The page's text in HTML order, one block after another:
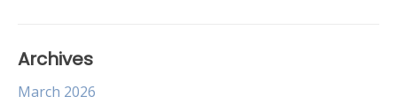
Archives
March 2026